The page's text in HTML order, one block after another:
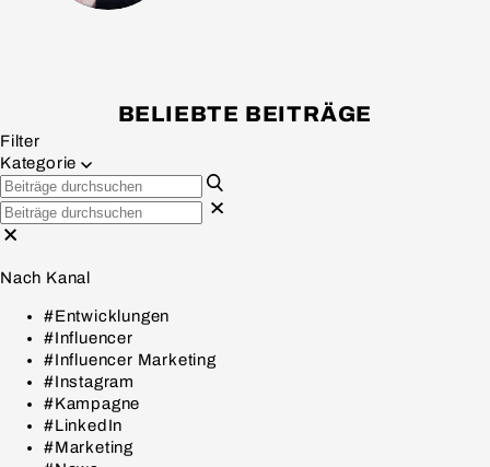
BELIEBTE BEITRÄGE
Filter
Kategorie
Nach Kanal
#Entwicklungen
#Influencer
#Influencer Marketing
#Instagram
#Kampagne
#LinkedIn
#Marketing